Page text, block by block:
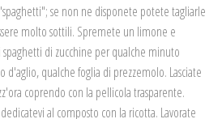
se non ne disponete potete tagliarle
molto sottili. Spremete un limone e
spaghetti di zucchine per qualche minuto
d'aglio, qualche foglia di prezzemolo. Lasciate
coprendo con la pellicola trasparente.
al composto con la ricotta. Lavorate